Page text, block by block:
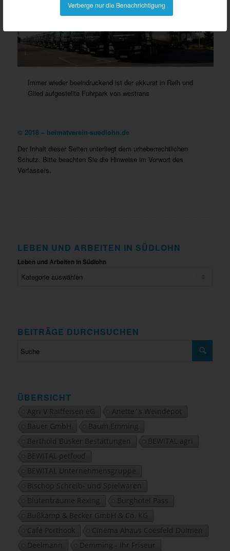
Verberge nur die Benachrichtigung
Immer wieder beeindruckend ist der akkurat in Reih und
Glied aufgestellte Fuhrpark von westrans
© 2018 – heimatverein-suedlohn.de
Der Inhalt dieser Seiten unterliegt dem urheberrechtlichen
Schutz. Bitte beachten Sie die Hinweise im Vorwort des
Verfassers.
LEBEN UND ARBEITEN IN SÜDLOHN
Leben und Arbeiten in Südlohn
BEITRÄGE DURCHSUCHEN
ÜBERSICHT
Agri V Raiffeisen eG
Anette´s Weindepot
Bauer GmbH
Baum Emming
Berthold Büsker Bestattungen
BEWITAL agri
BEWITAL petfood
BEWITAL Unternehmensgruppe
Bischop Schreib- und Spielwaren
Blütenträume Rexing
Burghotel Pass
Bußkamp & Becker GmbH & Co. KG
Café Porthook
Cinema Ahaus Coesfeld Dülmen
Deelmann
Demming - Ihr Friseur